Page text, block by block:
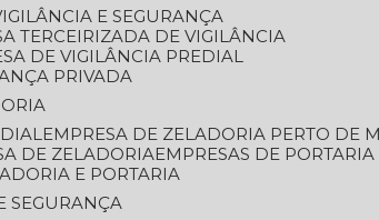
E SEGURANÇA
TERCEIRIZADA DE VIGILÂNCIA
DE VIGILÂNCIA PREDIAL
PRIVADA
EMPRESA DE ZELADORIA PERTO DE
DE ZELADORIA
EMPRESAS DE
E PORTARIA
SEGURANÇA